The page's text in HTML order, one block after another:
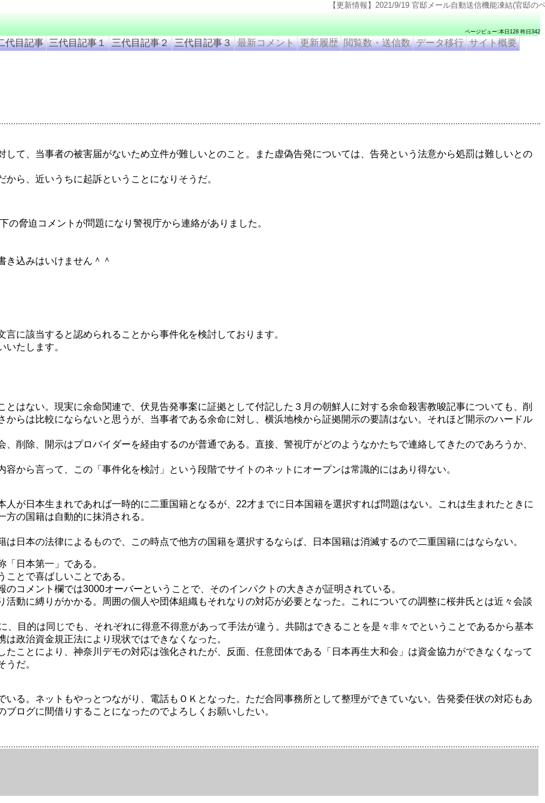
ページビュー:本日128 昨日342
代目記事 三代目記事１ 三代目記事２ 三代目記事３ 最新コメント 更新履歴 閲覧数・送信数 データ移行 サイト概要
て、当事者の被害届がないため立件が難しいとのこと。また虚偽告発については、告発という法意から処罰は難しいとの
ら、近いうちに起訴ということになりそうだ。
脅迫コメントが問題になり警視庁から連絡がありました。
き込みはいけません＾＾
に該当すると認められることから事件化を検討しております。
たします。
とはない。現実に余命関連で、伏見告発事案に証拠として付記した３月の朝鮮人に対する余命殺害教唆記事についても、削
らは比較にならないと思うが、当事者である余命に対し、横浜地検から証拠開示の要請はない。それほど開示のハードル
削除、開示はプロバイダーを経由するのが普通である。直接、警視庁がどのようなかたちで連絡してきたのであろうか、
から言って、この「事件化を検討」という段階でサイトのネットにオープンは常識的にはあり得ない。
人が日本生まれであれば一時的に二重国籍となるが、22才までに日本国籍を選択すれば問題はない。これは生まれたときに
の国籍は自動的に抹消される。
日本の法律によるもので、この時点で他方の国籍を選択するならば、日本国籍は消滅するので二重国籍にはならない。
「日本第一」である。
とで喜ばしいことである。
コメント欄では3000オーバーということで、そのインパクトの大きさが証明されている。
動に縛りがかかる。周囲の個人や団体組織もそれなりの対応が必要となった。これについての調整に桜井氏とは近々会談
目的は同じでも、それぞれに得意不得意があって手法が違う。共闘はできることを是々非々でということであるから基本
政治資金規正法により現状ではできなくなった。
ことにより、神奈川デモの対応は強化されたが、反面、任意団体である「日本再生大和会」は資金協力ができなくなって
だ。
る。ネットもやっとつながり、電話もＯＫとなった。ただ合同事務所として整理ができていない。告発委任状の対応もあ
ログに間借りすることになったのでよろしくお願いしたい。
【更新情報】2021/9/19 官邸メール自動送信機能凍結(官邸のペ